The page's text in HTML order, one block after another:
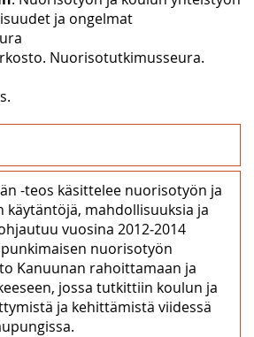
ja ongelmat
Nuorisotutkimusseura.
-teos käsittelee nuorisotyön ja
käytäntöjä, mahdollisuuksia ja
vuosina 2012‒2014
nuorisotyön
Kanuunan rahoittamaan ja
jossa tutkittiin koulun ja
ja kehittämistä viidessä